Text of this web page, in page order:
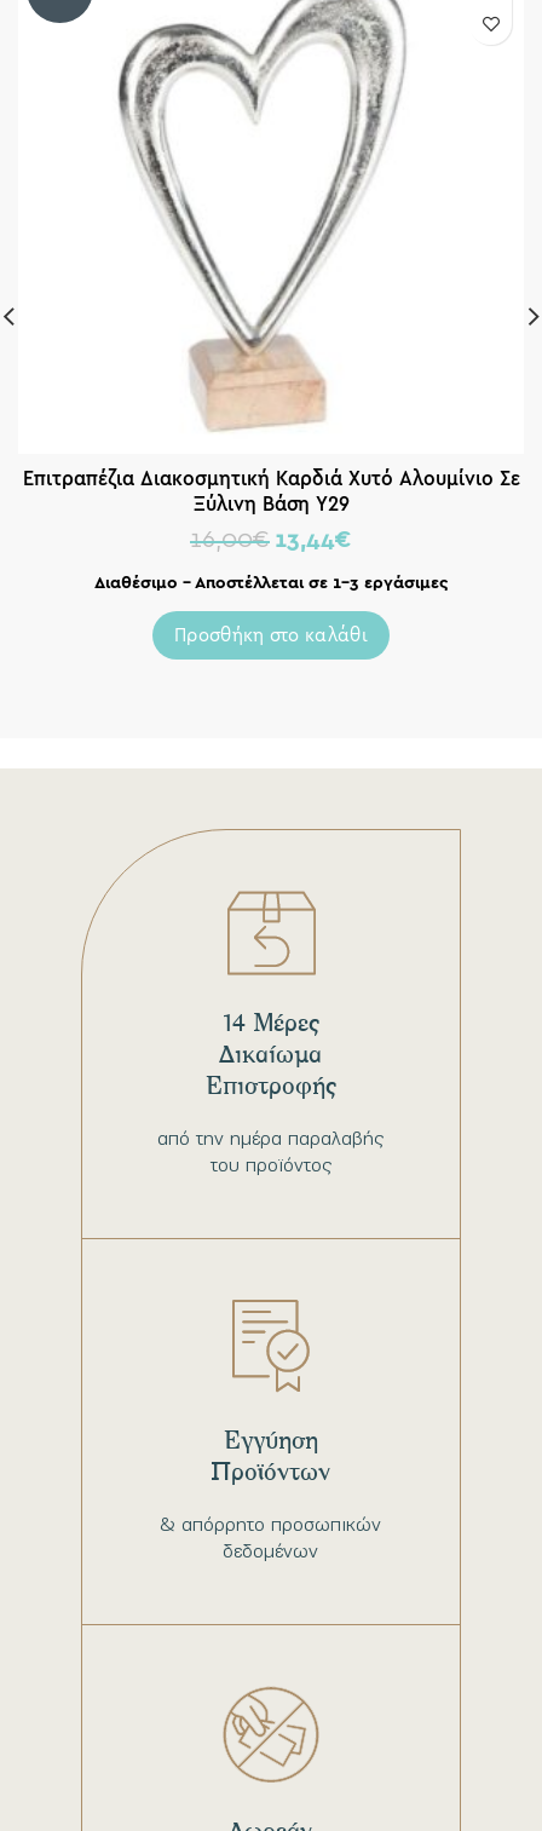
Επιτραπέζια Διακοσμητική Καρδιά Χυτό Αλουμίνιο Σε
Ξύλινη Βάση Υ29
16,00€ 13,44€
Διαθέσιμο – Αποστέλλεται σε 1-3 εργάσιμες
Προσθήκη στο καλάθι
από την ημέρα παραλαβής
του προϊόντος
14 Μέρες
Δικαίωμα
Επιστροφής
& απόρρητο προσωπικών
δεδομένων
Εγγύηση
Προϊόντων